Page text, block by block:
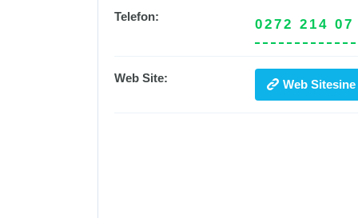
Telefon:
0272 214 07
Web Site: Web